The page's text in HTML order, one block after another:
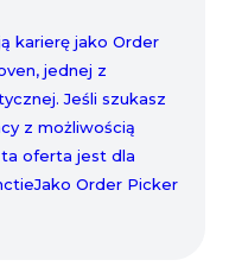
karierę jako Order
jednej z
Jeśli szukasz
z możliwością
oferta jest dla
Order Picker